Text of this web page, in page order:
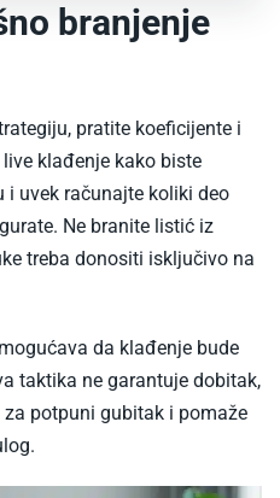
branjenje
pratite koeficijente i
klađenje kako biste
i uvek računajte koliki deo
Ne branite listić iz
treba donositi isključivo na
da klađenje bude
taktika ne garantuje dobitak,
potpuni gubitak i pomaže